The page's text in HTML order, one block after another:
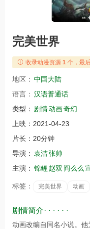
完美世界
收录动漫资源 1 个，最
地区： 中国大陆
语言： 汉语普通话
类型： 剧情动画奇幻
上映： 2021-04-23
片长： 20分钟
导演： 袁洁张帅
主演： 锦鲤 赵双 阎么么
标签： 完美世界 动画
剧情简介· · · · · ·
动画改编自同名小说。